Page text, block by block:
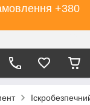
+380